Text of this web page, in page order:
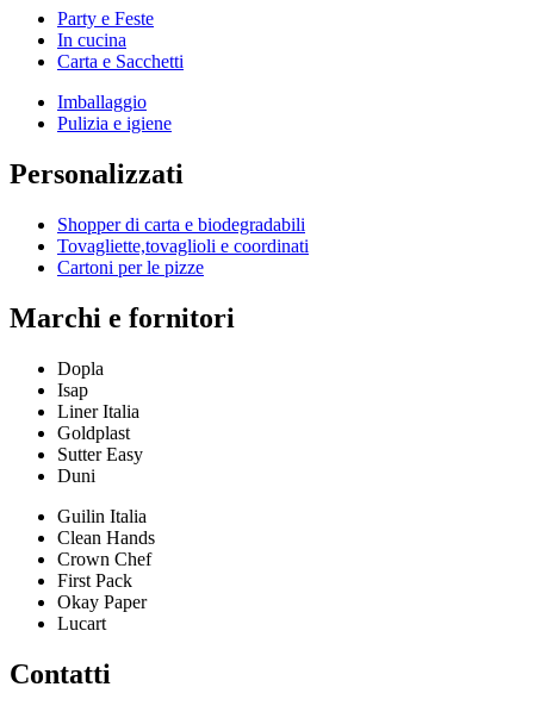
Party e Feste
In cucina
Carta e Sacchetti
Imballaggio
Pulizia e igiene
Personalizzati
Shopper di carta e biodegradabili
Tovagliette,tovaglioli e coordinati
Cartoni per le pizze
Marchi e fornitori
Dopla
Isap
Liner Italia
Goldplast
Sutter Easy
Duni
Guilin Italia
Clean Hands
Crown Chef
First Pack
Okay Paper
Lucart
Contatti